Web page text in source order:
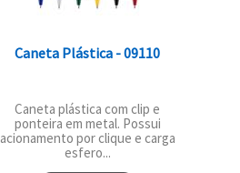
Caneta Plástica - 09110
Caneta plástica com clip e
ponteira em metal. Possui
acionamento por clique e carga
esfero...